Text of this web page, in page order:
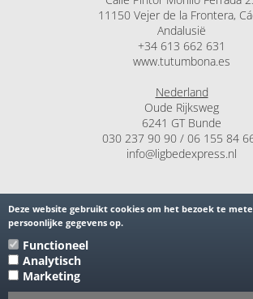
11150 Vejer de la Frontera,
Andalusië
+34 613 662 631
www.tutumbona.es
Nederland
Oude Rijksweg
6241 GT Bunde
030 237 90 90 / 06 155 84
info@ligbedexpress.nl
OVERIGE INFORMATIE
IBAN: ES94 0182 6374 1302 0156
Deze website gebruikt cookies om het bezoek te
persoonlijke gegevens op.
Functioneel
Analytisch
Marketing